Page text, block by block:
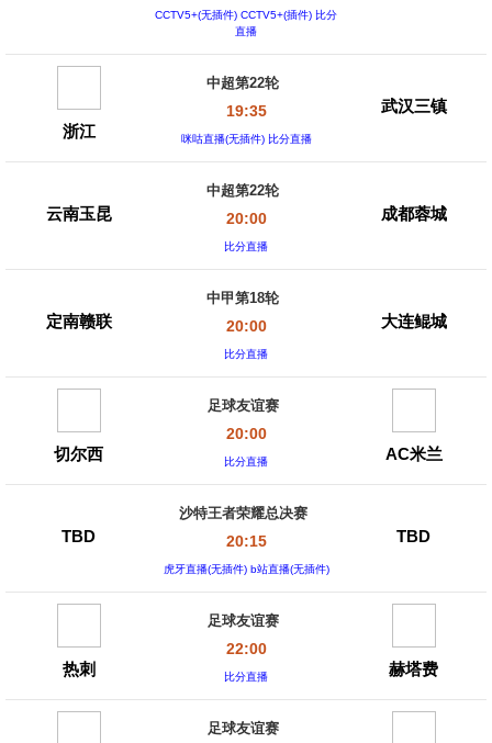
CCTV5+(无插件) CCTV5+(插件) 比分
直播
浙江
中超第22轮
19:35
咪咕直播(无插件) 比分直播
武汉三镇
云南玉昆
中超第22轮
20:00
比分直播
成都蓉城
定南赣联
中甲第18轮
20:00
比分直播
大连鲲城
切尔西
足球友谊赛
20:00
比分直播 AC米兰
TBD
沙特王者荣耀总决赛
20:15
虎牙直播(无插件) b站直播(无插件)
TBD
热刺
足球友谊赛
22:00
比分直播 赫塔费
足球友谊赛